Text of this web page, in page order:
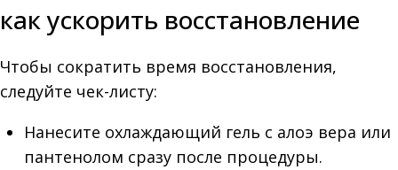
как ускорить восстановление
Чтобы сократить время восстановления,
следуйте чек-листу:
Нанесите охлаждающий гель с алоэ вера или
пантенолом сразу после процедуры.